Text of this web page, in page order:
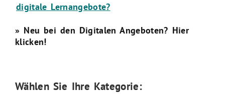
digitale Lernangebote?
» Neu bei den Digitalen Angeboten? Hier
klicken!
Wählen Sie Ihre Kategorie: